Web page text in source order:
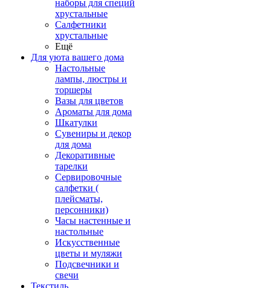
наборы для специй
хрустальные
Салфетники
хрустальные
Ещё
Для уюта вашего дома
Настольные
лампы, люстры и
торшеры
Вазы для цветов
Ароматы для дома
Шкатулки
Сувениры и декор
для дома
Декоративные
тарелки
Сервировочные
салфетки (
плейсматы,
персонники)
Часы настенные и
настольные
Искусственные
цветы и муляжи
Подсвечники и
свечи
Текстиль